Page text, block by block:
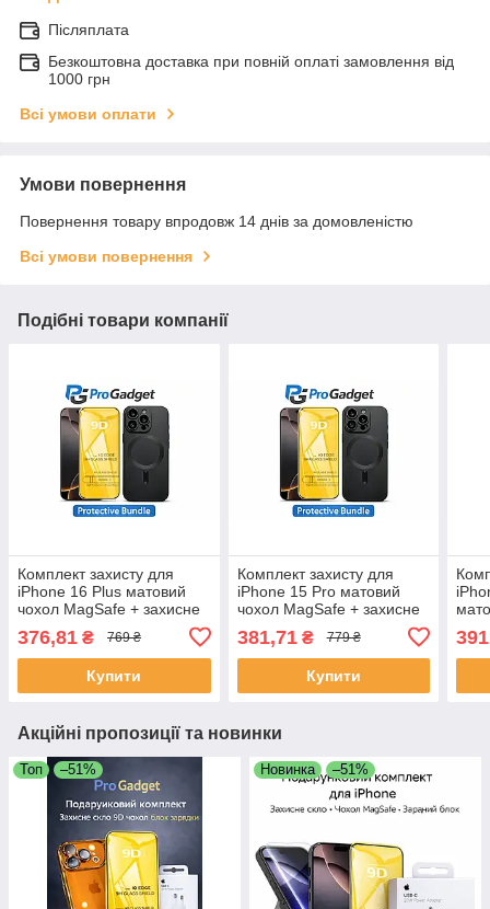
Післяплата
Безкоштовна доставка при повній оплаті замовлення від
1000 грн
Всі умови оплати
Умови повернення
Повернення товару впродовж 14 днів за домовленістю
Всі умови повернення
Подібні товари компанії
Комплект захисту для
iPhone 16 Plus матовий
чохол MagSafe + захисне
скло 9D | Захист камери
та екрана
376,81 ₴ 769 ₴
Купити
Комплект захисту для
iPhone 15 Pro матовий
чохол MagSafe + захисне
скло 9D | Захист камери
та екрана
381,71₴ 779 ₴
Купити
Акційні пропозиції та новинки
Топ –51% Новинка –51%